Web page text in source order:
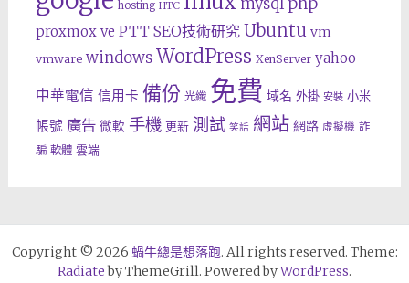
hosting HTC
proxmox ve PTT SEO技術研究 Ubuntu vm
vmware windows WordPress XenServer yahoo
中華電信 信用卡 備份 光纖 免費 域名 外掛 安裝 小米
帳號 廣告 微軟 手機 更新 測試 笑話 網站 網路 虛擬機 詐
騙 軟體 雲端
Copyright © 2026 蝸牛總是想落跑. All rights reserved. Theme:
Radiateby ThemeGrill. Powered byWordPress.